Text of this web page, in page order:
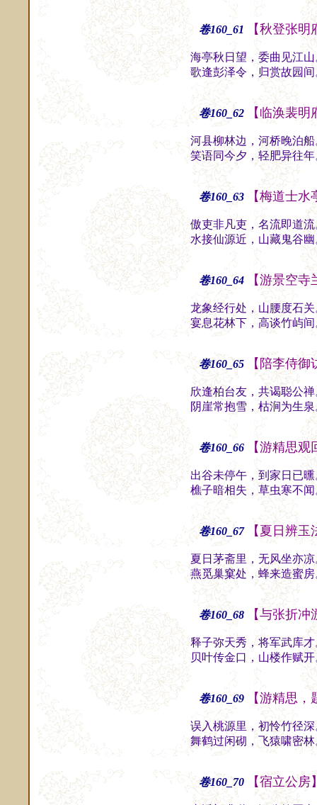
卷160_61 【秋登张
海亭秋日望，委曲见江
歌逢彭泽令，归赏故园
卷160_62 【临涣裴
河县柳林边，河桥晚泊
笑语同今夕，轻肥异往
卷160_63 【梅道士水
傲吏非凡吏，名流即道
水接仙源近，山藏鬼谷
卷160_64 【游景空寺
龙象经行处，山腰度石
宴息花林下，高谈竹屿
卷160_65 【陪李侍
欣逢柏台友，共谒聪公
阴崖常抱雪，枯涧为生
卷160_66 【游精思
出谷未停午，到家日已
樵子暗相失，草虫寒不
卷160_67 【夏日辨
夏日茅斋里，无风坐亦
燕觅巢窠处，蜂来造蜜
卷160_68 【与张折
释子弥天秀，将军武库
贝叶传金口，山楼作赋
卷160_69 【游精思
误入桃源里，初怜竹径
舞鹤过闲砌，飞猿啸密
卷160_70 【宿立公房